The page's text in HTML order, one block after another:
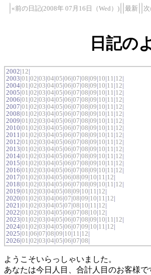
«前の日記(2008年 07月16日（Wed）) 最新
日記の
2002|12|
2003|01 |02|03|04|05|06|07|08|09|10|11 |12|
2004|01 |02|03|04|05|06|07|08|09|10|11 |12|
2005|01 |02|03|04|05|06|07|08|09|10|11 |12|
2006|01 |02|03|04|05|06|07|08|09|10|11 |12|
2007|01 |02|03|04|05|06|07|08|09|10|11 |12|
2008|01 |02|03|04|05|06|07|08|09|10|11 |12|
2009|01 |02|03|04|05|06|07|08|09|10|11 |12|
2010|01 |02|03|04|05|06|07|08|09|10|11 |12|
2011|01 |02|03|04|05|06|07|08|09|10|11 |12|
2012|01 |02|03|04|05|06|07|08|09|10|11 |12|
2013|01 |02|03|04|05|06|07|08|09|10|11 |12|
2014|01 |02|03|04|05|06|07|08|09|10|11 |12|
2015|01 |02|03|04|05|06|07|08|09|10|11 |12|
2016|01 |02|03|04|05|06|07|08|09|10|11 |12|
2017|01 |02|03|04|05|06|08|09|10|11 |12|
2018|01 |02|03|04|05|06|07|08|09|10|11 |12|
2019|01 |02|03|04|05|08|09|10|11 |12|
2020|01 |02|03|04|06|07|08|09|10|11 |12|
2021|01 |02|03|04|05|07|08|10|11 |12|
2022|01 |02|03|04|05|06|07|08|10|12|
2023|01 |02|03|04|05|06|07|08|09|10|11 |12|
2024|01 |02|03|04|05|06|07|09|10|11 |12|
2025|01 |06|07|08|09|10|11 |12|
2026|01 |02|03|04|05|06|07|08|
ようこそいらっしゃいました。
あなたは今日人目、合計人目のお客様